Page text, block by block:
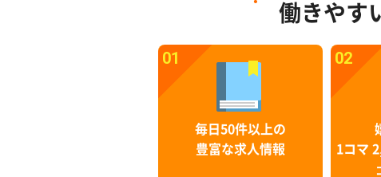
働きやす
01
毎日50件以上の
豊富な求人情報
02
1コマ